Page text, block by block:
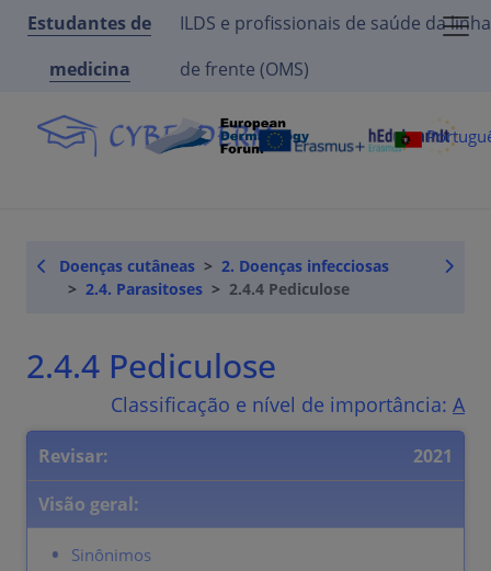
Estudantes de
medicina
ILDS e profissionais de saúde da linha
de frente (OMS)
Doenças cutâneas
2. Doenças infecciosas
2.4. Parasitoses
2.4.4 Pediculose
2.4.4 Pediculose
Classificação e nível de importância: A
Revisar:
2021
Visão geral:
Sinônimos